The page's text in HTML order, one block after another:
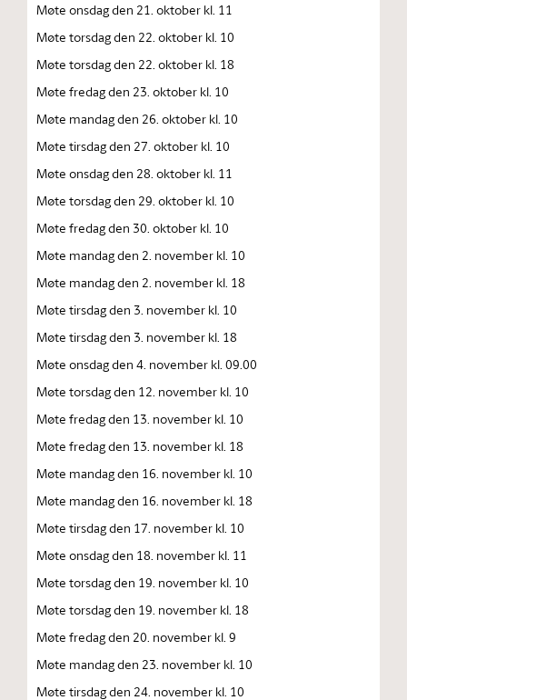
Møte onsdag den 21. oktober kl. 11
Møte torsdag den 22. oktober kl. 10
Møte torsdag den 22. oktober kl. 18
Møte fredag den 23. oktober kl. 10
Møte mandag den 26. oktober kl. 10
Møte tirsdag den 27. oktober kl. 10
Møte onsdag den 28. oktober kl. 11
Møte torsdag den 29. oktober kl. 10
Møte fredag den 30. oktober kl. 10
Møte mandag den 2. november kl. 10
Møte mandag den 2. november kl. 18
Møte tirsdag den 3. november kl. 10
Møte tirsdag den 3. november kl. 18
Møte onsdag den 4. november kl. 09.00
Møte torsdag den 12. november kl. 10
Møte fredag den 13. november kl. 10
Møte fredag den 13. november kl. 18
Møte mandag den 16. november kl. 10
Møte mandag den 16. november kl. 18
Møte tirsdag den 17. november kl. 10
Møte onsdag den 18. november kl. 11
Møte torsdag den 19. november kl. 10
Møte torsdag den 19. november kl. 18
Møte fredag den 20. november kl. 9
Møte mandag den 23. november kl. 10
Møte tirsdag den 24. november kl. 10